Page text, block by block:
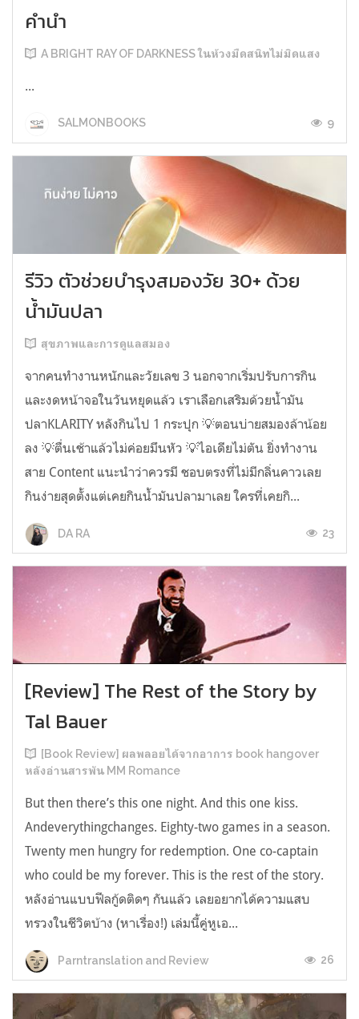
คำนำ
A BRIGHT RAY OF DARKNESS ในห้วงมืดสนิทไม่มิดแสง
...
SALMONBOOKS 9
รีวิว ตัวช่วยบำรุงสมองวัย 30+ ด้วย
น้ำมันปลา
สุขภาพและการดูแลสมอง
จากคนทำงานหนักและวัยเลข 3 นอกจากเริ่มปรับการกิน
และงดหน้าจอในวันหยุดแล้ว เราเลือกเสริมด้วยน้ำมัน
ปลาKLARITY หลังกินไป 1 กระปุก 💡ตอนบ่ายสมองล้าน้อย
ลง 💡ตื่นเช้าแล้วไม่ค่อยมึนหัว 💡ไอเดียไม่ตัน ยิ่งทำงาน
สาย Content แนะนำว่าควรมี ชอบตรงที่ไม่มีกลิ่นคาวเลย
กินง่ายสุดตั้งแต่เคยกินน้ำมันปลามาเลย ใครที่เคยกิ...
DA RA 23
[Review] The Rest of the Story by
Tal Bauer
[Book Review] ผลพลอยได้จากอาการ book hangover
หลังอ่านสารพัน MM Romance
But then there’s this one night. And this one kiss.
Andeverythingchanges. Eighty-two games in a season.
Twenty men hungry for redemption. One co-captain
who could be my forever. This is the rest of the story.
หลังอ่านแบบฟีลกู้ดติดๆ กันแล้ว เลยอยากได้ความแสบ
ทรวงในชีวิตบ้าง (หาเรื่อง!) เล่มนี้คู่หูเอ...
Parntranslation and Review 26